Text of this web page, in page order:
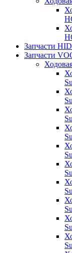
Запчасти
Запчасти